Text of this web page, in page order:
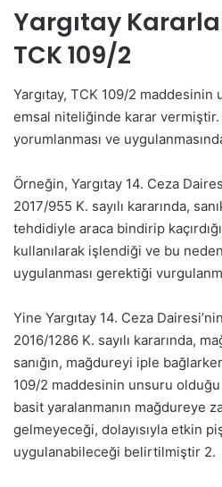
Yargıtay
TCK 109/2
Yargıtay, TCK 109/2
emsal niteliğinde karar
yorumlanması ve
Örneğin, Yargıtay 14. Ceza
2017/955 K. sayılı kararında,
tehdidiyle araca bindirip
kullanılarak işlendiği ve bu
uygulanması gerektiği
Yine Yargıtay 14. Ceza
2016/1286 K. sayılı kararında,
sanığın, mağdureyi iple
109/2 maddesinin unsuru
basit yaralanmanın mağdureye
gelmeyeceği, dolayısıyla etkin
uygulanabileceği belirtilmiştir 2.